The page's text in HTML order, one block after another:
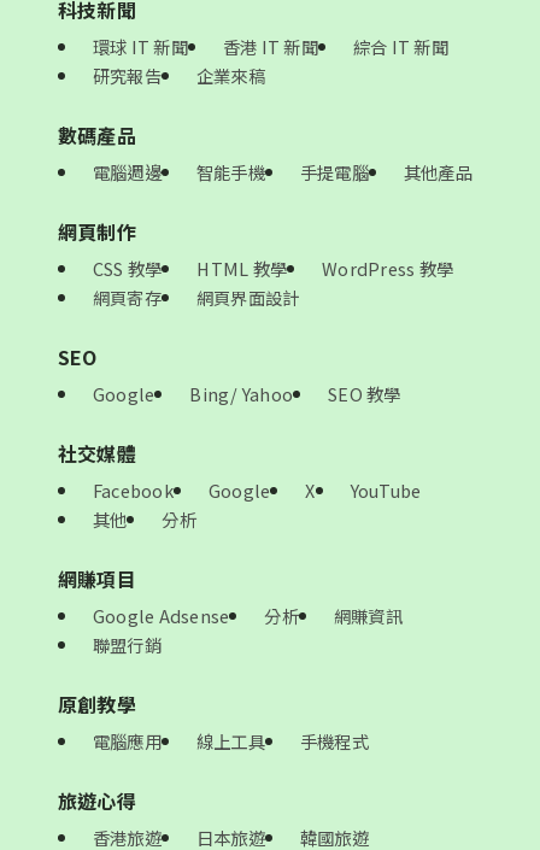
科技新聞
環球 IT 新聞 香港 IT 新聞
綜合 IT 新聞
研究報告
企業來稿
數碼產品
電腦週邊 智能手機 手提電腦 其他產品
網頁制作
CSS 教學 HTML 教學
WordPress 教學
網頁寄存
網頁界面設計
SEO
Google Bing/ Yahoo SEO 教學
社交媒體
Facebook Google X
YouTube
其他
分析
網賺項目
Google Adsense 分析
網賺資訊
聯盟行銷
原創教學
電腦應用 線上工具 手機程式
旅遊心得
香港旅遊 日本旅遊 韓國旅遊